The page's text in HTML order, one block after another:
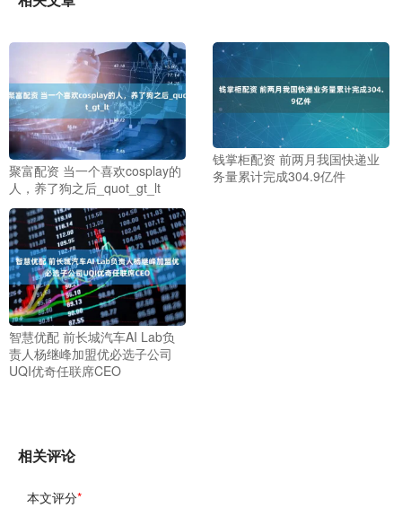
聚富配资 当一个喜欢cosplay的
人，养了狗之后_quot_gt_lt
钱掌柜配资 前两月我国快递业
务量累计完成304.9亿件
智慧优配 前长城汽车AI Lab负
责人杨继峰加盟优必选子公司
UQI优奇任联席CEO
相关评论
本文评分*